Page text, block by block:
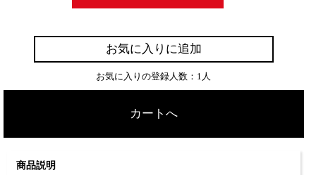
お気に入りに追加
お気に入りの登録人数：1人
カートへ
商品説明